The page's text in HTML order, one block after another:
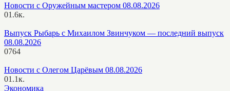
Новости с Оружейным мастером 08.08.2026
01.6к.
Выпуск Рыбарь с Михаилом Звинчуком — последний выпуск
08.08.2026
0764
Новости с Олегом Царёвым 08.08.2026
01.1к.
Экономика